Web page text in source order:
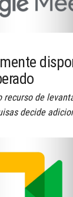
recurso de
decide